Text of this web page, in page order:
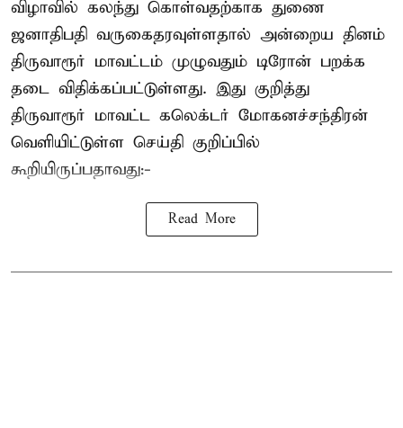
விழாவில் கலந்து கொள்வதற்காக துணை
ஜனாதிபதி வருகைதரவுள்ளதால் அன்றைய தினம்
திருவாரூர் மாவட்டம் முழுவதும் டிரோன் பறக்க
தடை விதிக்கப்பட்டுள்ளது. இது குறித்து
திருவாரூர் மாவட்ட கலெக்டர் மோகனச்சந்திரன்
வெளியிட்டுள்ள செய்தி குறிப்பில்
கூறியிருப்பதாவது:-
Read More